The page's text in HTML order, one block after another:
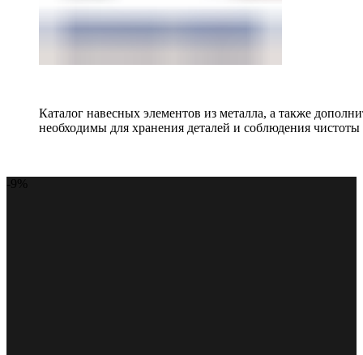
Каталог навесных элементов из металла, а также
необходимы для хранения деталей и соблюдения чистоты
-9%